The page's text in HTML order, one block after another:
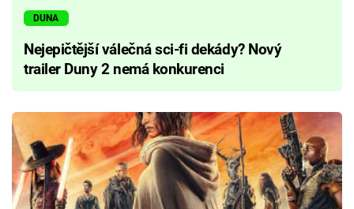
DUNA
Nejepičtější válečná sci-fi dekády? Nový
trailer Duny 2 nemá konkurenci